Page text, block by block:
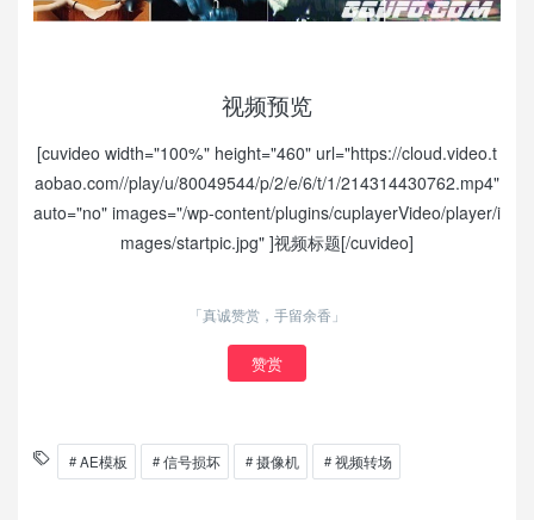
视频预览
[cuvideo width="100%" height="460" url="https://cloud.video.t
aobao.com//play/u/80049544/p/2/e/6/t/1/214314430762.mp4"
auto="no" images="/wp-content/plugins/cuplayerVideo/player/i
mages/startpic.jpg" ]视频标题[/cuvideo]
「真诚赞赏，手留余香」
赞赏
AE模板 信号损坏 摄像机 视频转场